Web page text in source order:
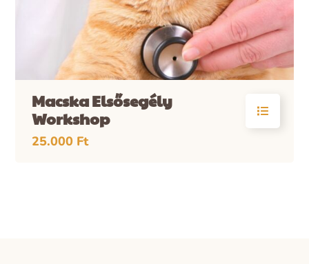
Macska Elsősegély
Workshop
25.000 Ft